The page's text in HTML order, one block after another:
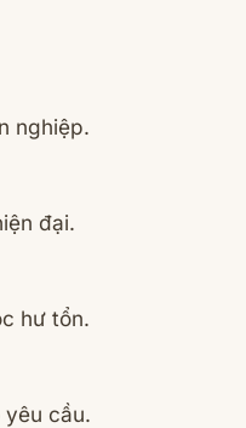
nghiệp.
đại.
hư tổn.
cầu.